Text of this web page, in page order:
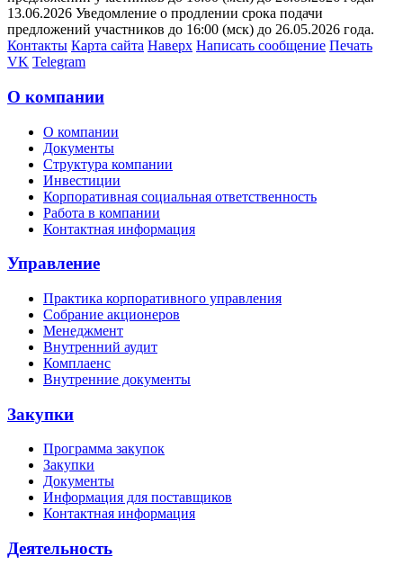
13.06.2026 Уведомление о продлении срока подачи
предложений участников до 16:00 (мск) до 26.05.2026 года.
Контакты Карта сайта Наверх Написать сообщение Печать
VK Telegram
О компании
О компании
Документы
Структура компании
Инвестиции
Корпоративная социальная ответственность
Работа в компании
Контактная информация
Управление
Практика корпоративного управления
Собрание акционеров
Менеджмент
Внутренний аудит
Комплаенс
Внутренние документы
Закупки
Программа закупок
Закупки
Документы
Информация для поставщиков
Контактная информация
Деятельность